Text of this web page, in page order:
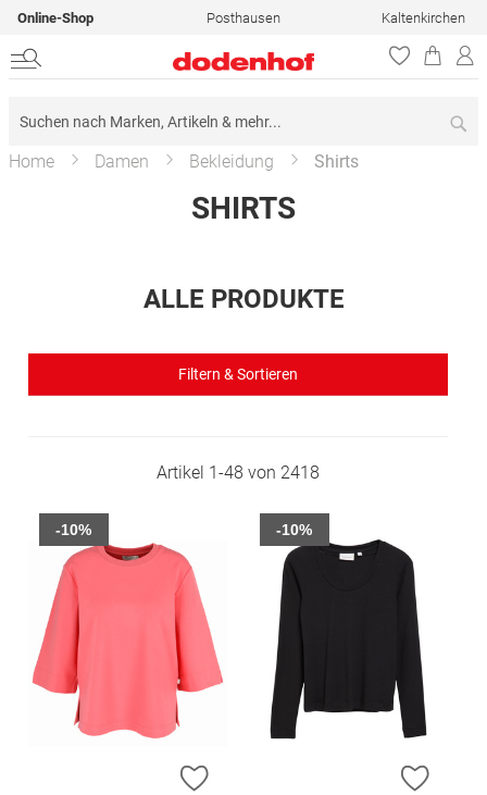
Online-Shop Posthausen Kaltenkirchen
Home Damen Bekleidung Shirts
SHIRTS
ALLE PRODUKTE
Filtern & Sortieren
Artikel 1-48 von 2418
ZUR WUNSCHLISTE HINZUFÜGEN
-10%
ZUR
-10%